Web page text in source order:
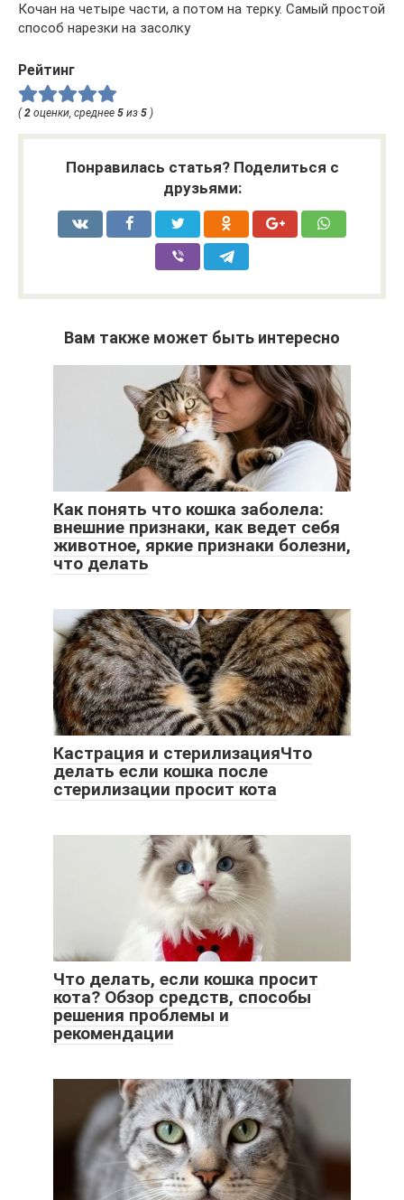
Кочан на четыре части, а потом на терку. Самый простой
способ нарезки на засолку
Рейтинг
(2 оценки, среднее 5 из 5 )
Понравилась статья? Поделиться с
друзьями:
Вам также может быть интересно
Как понять что кошка заболела:
внешние признаки, как ведет себя
животное, яркие признаки болезни,
что делать
Кастрация и стерилизацияЧто
делать если кошка после
стерилизации просит кота
Что делать, если кошка просит
кота? Обзор средств, способы
решения проблемы и
рекомендации